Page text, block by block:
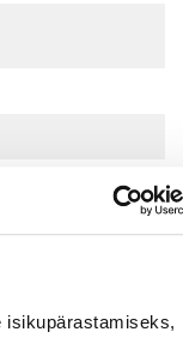
isikupärastamiseks,